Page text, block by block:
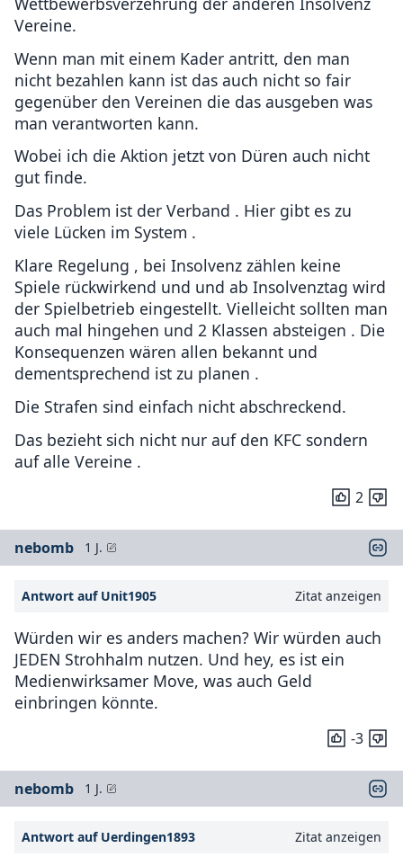
Vereine.
Wenn man mit einem Kader antritt, den man
nicht bezahlen kann ist das auch nicht so fair
gegenüber den Vereinen die das ausgeben was
man verantworten kann.
Wobei ich die Aktion jetzt von Düren auch nicht
gut finde.
Das Problem ist der Verband . Hier gibt es zu
viele Lücken im System .
Klare Regelung , bei Insolvenz zählen keine
Spiele rückwirkend und und ab Insolvenztag wird
der Spielbetrieb eingestellt. Vielleicht sollten man
auch mal hingehen und 2 Klassen absteigen . Die
Konsequenzen wären allen bekannt und
dementsprechend ist zu planen .
Die Strafen sind einfach nicht abschreckend.
Das bezieht sich nicht nur auf den KFC sondern
auf alle Vereine .
2
nebomb 1 J.
Antwort auf Unit1905 Zitat anzeigen
Würden wir es anders machen? Wir würden auch
JEDEN Strohhalm nutzen. Und hey, es ist ein
Medienwirksamer Move, was auch Geld
einbringen könnte.
-3
nebomb 1 J.
Antwort auf Uerdingen1893 Zitat anzeigen